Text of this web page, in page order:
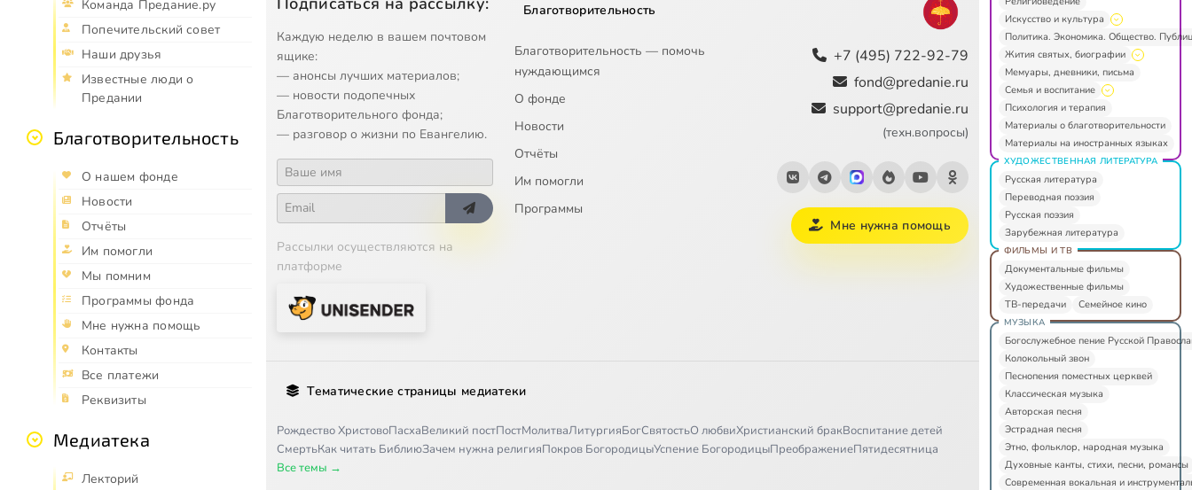
Команда Предание.ру
Попечительский совет
Наши друзья
Известные люди о
Предании
Благотворительность
О нашем фонде
Новости
Отчёты
Им помогли
Мы помним
Программы фонда
Мне нужна помощь
Контакты
Все платежи
Реквизиты
Медиатека
Лекторий
Каждую неделю в вашем почтовом
ящике:
— анонсы лучших материалов;
— новости подопечных
Благотворительного фонда;
— разговор о жизни по Евангелию.
Рассылки осуществляются на
платформе
Благотворительность
Благотворительность — помочь
нуждающимся
О фонде
Новости
Отчёты
Им помогли
Программы
+7 (495) 722-92-79
fond@predanie.ru
support@predanie.ru
(техн.вопросы)
Мне нужна помощь
Тематические страницы медиатеки
Рождество ХристовоПасхаВеликий постПостМолитваЛитургияБогСвятостьО любвиХристианский бракВоспитание детей
СмертьКак читать БиблиюЗачем нужна религияПокров БогородицыУспение БогородицыПреображениеПятидесятница
Все темы →
Искусство и культура
Политика. Экономика. Общество.
Жития святых, биографии
Мемуары, дневники, письма
Семья и воспитание
Психология и терапия
Материалы о благотворительности
Материалы на иностранных языках
ХУДОЖЕСТВЕННАЯ ЛИТЕРАТУРА
Русская литература
Переводная поэзия
Русская поэзия
Зарубежная литература
ФИЛЬМЫ И ТВ
Документальные фильмы
Художественные фильмы
ТВ-передачи
Семейное кино
МУЗЫКА
Богослужебное пение Русской
Колокольный звон
Песнопения поместных церквей
Классическая музыка
Авторская песня
Эстрадная песня
Этно, фольклор, народная музыка
Духовные канты, стихи, песни, романсы
Современная вокальная и